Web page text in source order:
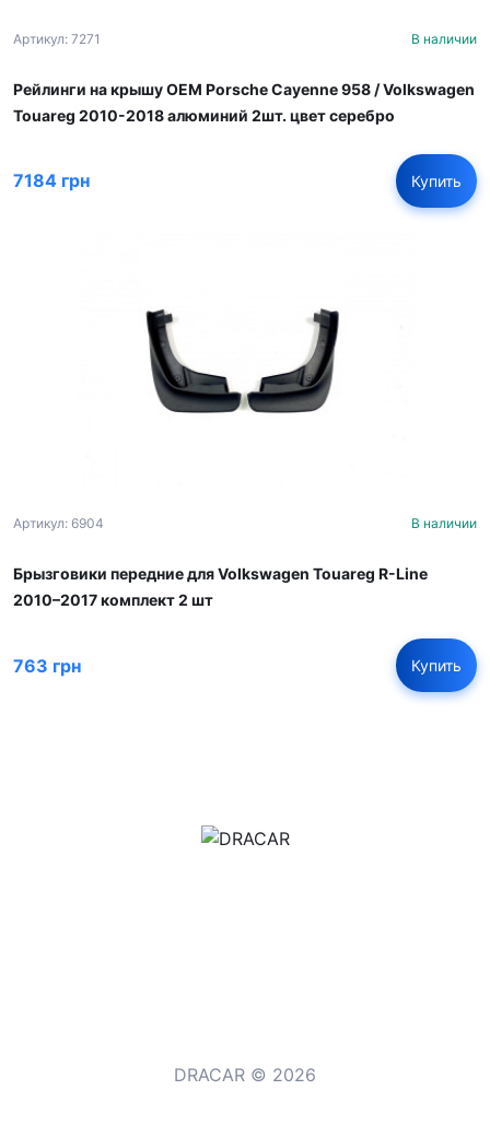
Артикул: 7271 В наличии
Рейлинги на крышу OEM Porsche Cayenne 958 / Volkswagen
Touareg 2010-2018 алюминий 2шт. цвет серебро
7184 грн Купить
Артикул: 6904 В наличии
Брызговики передние для Volkswagen Touareg R-Line
2010–2017 комплект 2 шт
763 грн Купить
DRACAR © 2026